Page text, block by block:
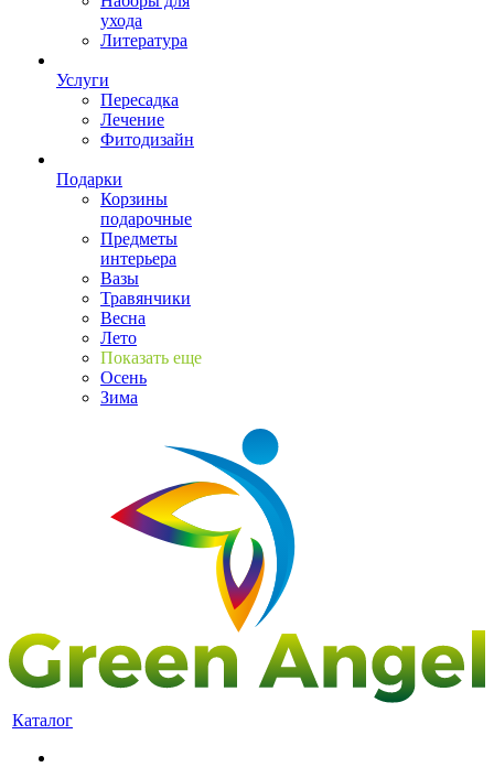
ухода
Литература
Услуги
Пересадка
Лечение
Фитодизайн
Подарки
Корзины
подарочные
Предметы
интерьера
Вазы
Травянчики
Весна
Лето
Показать еще
Осень
Зима
Каталог